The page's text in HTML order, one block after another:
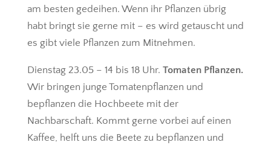
am besten gedeihen. Wenn ihr Pflanzen übrig
habt bringt sie gerne mit – es wird getauscht und
es gibt viele Pflanzen zum Mitnehmen.
Dienstag 23.05 – 14 bis 18 Uhr. Tomaten Pflanzen.
Wir bringen junge Tomatenpflanzen und
bepflanzen die Hochbeete mit der
Nachbarschaft. Kommt gerne vorbei auf einen
Kaffee, helft uns die Beete zu bepflanzen und